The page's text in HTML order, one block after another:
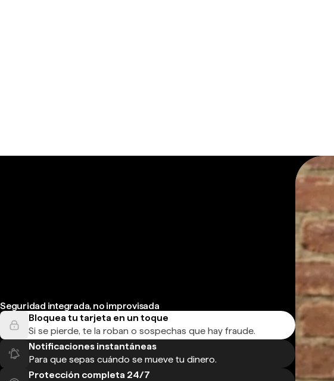
Seguridad integrada, no improvisada
Bloquea tu tarjeta en un toque
Si se pierde, te la roban o sospechas que hay fraude.
Notificaciones instantáneas
Para que sepas cuándo se mueve tu dinero.
Protección completa 24/7